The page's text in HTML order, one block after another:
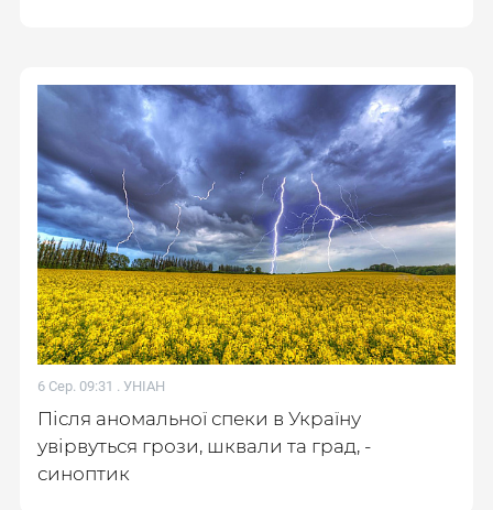
6 Сер. 09:31 . УНІАН
Після аномальної спеки в Україну
увірвуться грози, шквали та град, -
синоптик